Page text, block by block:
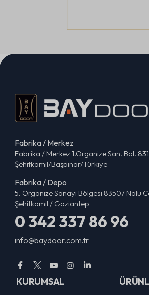
Fabrika / Merkez
Fabrika / Merkez 1.Organize San. Böl.
Şehitkamil/Başpınar/Türkiye
Fabrika / Depo
5. Organize Sanayi Bölgesi 83507 Nolu
Şehitkamil / Gaziantep
0 342 337 86 96
info@baydoor.com.tr
KURUMSAL